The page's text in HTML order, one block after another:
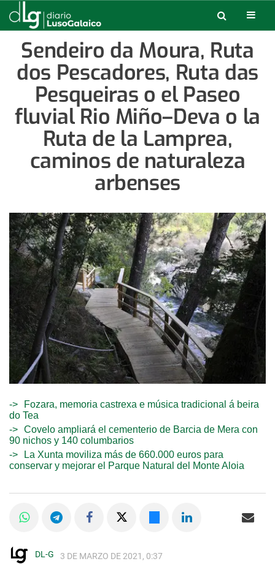
Sendeiro da Moura, Ruta
dos Pescadores, Ruta das
Pesqueiras o el Paseo
fluvial Rio Miño–Deva o la
Ruta de la Lamprea,
caminos de naturaleza
arbenses
Fozara, memoria castrexa e música tradicional á beira
do Tea
Covelo ampliará el cementerio de Barcia de Mera con
90 nichos y 140 columbarios
La Xunta moviliza más de 660.000 euros para
conservar y mejorar el Parque Natural del Monte Aloia
DL-G 3 DE MARZO DE 2021, 0:37